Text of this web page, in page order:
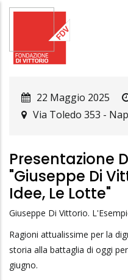
Salta
principale
22 Maggio 2025
Via Toledo 353 -
Presentazione
"Giuseppe Di
Idee, Le Lotte"
Giuseppe Di Vittorio.
Ragioni attualissime per la
storia alla battaglia di oggi
giugno.